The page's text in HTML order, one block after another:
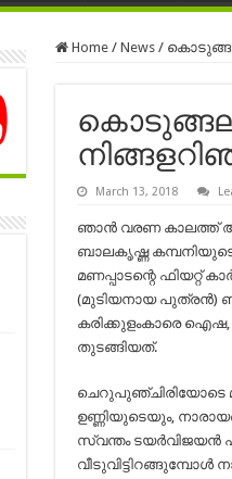
Home / News /
March 13, 2018
ഞാൻ വരണ കാലത്ത്
ബാലകൃഷ്ണ
മണപ്പാടന്റെ ഫിയറ്റ്
(മുടിയനായ പുത്രൻ)
കരിക്കുളംകാരെ
തുടങ്ങിയത്.
ചെറുപുഞ്ചിരിയോടെ
ഉണ്ണിയുടെയും,
സ്വന്തം ടയർവിജയൻ
വീടുവിട്ടിറങ്ങുമ്പോൾ